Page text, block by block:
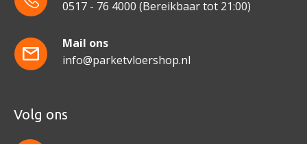
0517 - 76 4000 (Bereikbaar tot 21:00)
Mail ons
info@parketvloershop.nl
Volg ons